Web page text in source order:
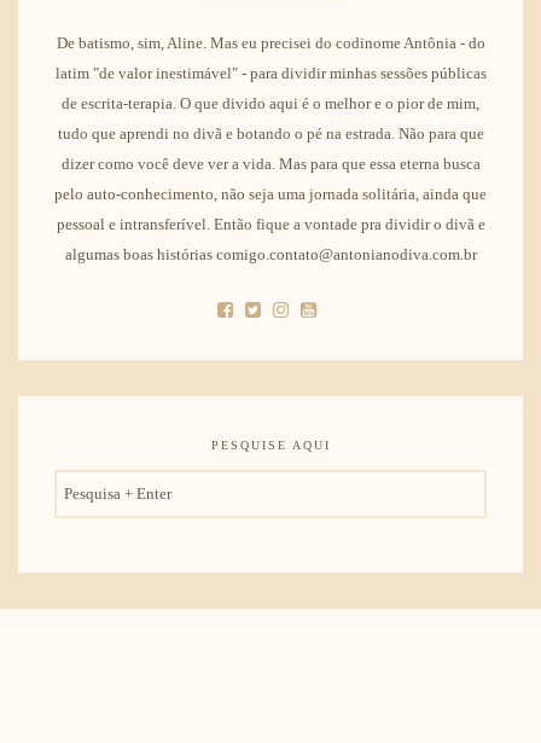
De batismo, sim, Aline. Mas eu precisei do codinome Antônia - do
latim "de valor inestimável" - para dividir minhas sessões públicas
de escrita-terapia. O que divido aqui é o melhor e o pior de mim,
tudo que aprendi no divã e botando o pé na estrada. Não para que
dizer como você deve ver a vida. Mas para que essa eterna busca
pelo auto-conhecimento, não seja uma jornada solitária, ainda que
pessoal e intransferível. Então fique a vontade pra dividir o divã e
algumas boas histórias comigo.contato@antonianodiva.com.br
PESQUISE AQUI